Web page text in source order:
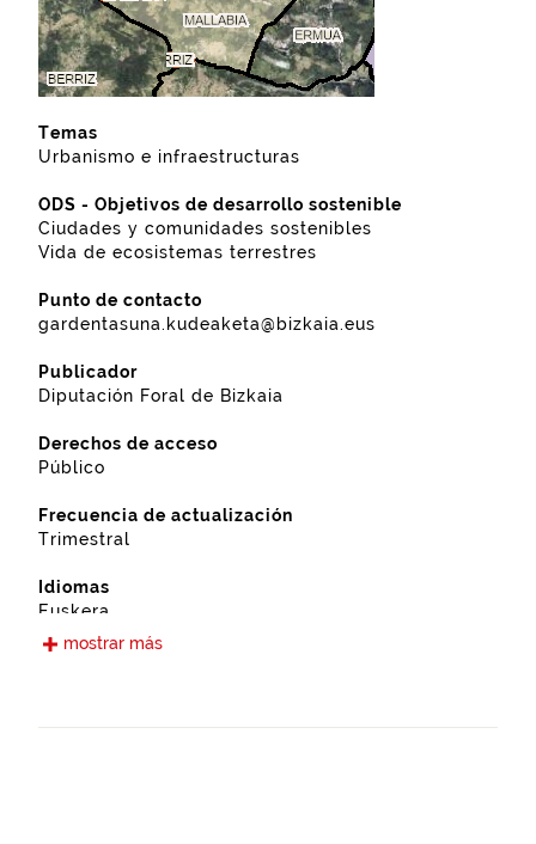
Temas
Urbanismo e infraestructuras
ODS - Objetivos de desarrollo sostenible
Ciudades y comunidades sostenibles
Vida de ecosistemas terrestres
Punto de contacto
gardentasuna.kudeaketa@bizkaia.eus
Publicador
Diputación Foral de Bizkaia
Derechos de acceso
Público
Frecuencia de actualización
Trimestral
Idiomas
Euskera
Castellano
mostrar más